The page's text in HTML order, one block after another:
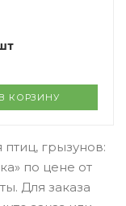
В КОРЗИНУ
грызунов:
по цене от
Для заказа